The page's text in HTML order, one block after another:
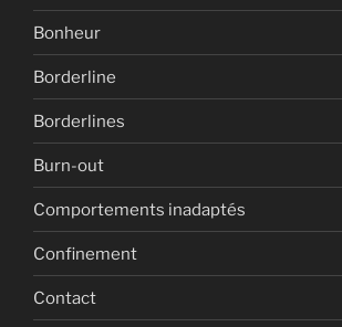
Bonheur
Borderline
Borderlines
Burn-out
Comportements inadaptés
Confinement
Contact